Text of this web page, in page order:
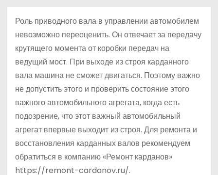
Роль приводного вала в управлении автомобилем
невозможно переоценить. Он отвечает за передачу
крутящего момента от коробки передач на
ведущий мост. При выходе из строя карданного
вала машина не сможет двигаться. Поэтому важно
не допустить этого и проверить состояние этого
важного автомобильного агрегата, когда есть
подозрение, что этот важный автомобильный
агрегат впервые выходит из строя. Для ремонта и
восстановления карданных валов рекомендуем
обратиться в компанию «Ремонт карданов»
https://remont-cardanov.ru/.